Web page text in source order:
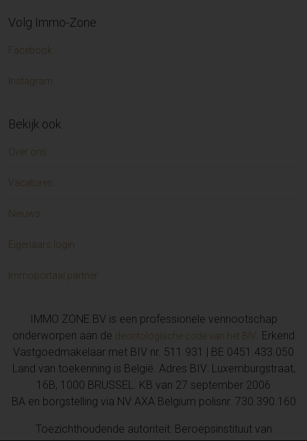
Volg Immo-Zone
Facebook
Instagram
Bekijk ook
Over ons
Vacatures
Nieuws
Eigenaars login
Immoportaal partner
IMMO ZONE BV is een professionele vennootschap
onderworpen aan de deontologische code van het BIV. Erkend
Vastgoedmakelaar met BIV nr. 511 931 | BE 0451.433.050
Land van toekenning is België. Adres BIV: Luxemburgstraat,
16B, 1000 BRUSSEL. KB van 27 september 2006
BA en borgstelling via NV AXA Belgium polisnr. 730.390.160
Toezichthoudende autoriteit: Beroepsinstituut van